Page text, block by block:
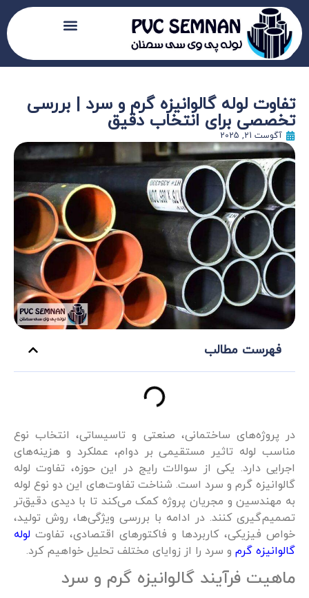
تفاوت لوله گالوانیزه گرم و سرد | بررسی
تخصصی برای انتخاب دقیق
آگوست 21, 2025
فهرست مطالب
در پروژه‌های ساختمانی، صنعتی و تاسیساتی، انتخاب نوع
مناسب لوله تاثیر مستقیمی بر دوام، عملکرد و هزینه‌های
اجرایی دارد. یکی از سوالات رایج در این حوزه، تفاوت لوله
گالوانیزه گرم و سرد است. شناخت تفاوت‌های این دو نوع لوله
به مهندسین و مجریان پروژه کمک می‌کند تا با دیدی دقیق‌تر
تصمیم‌گیری کنند. در ادامه با بررسی ویژگی‌ها، روش تولید،
خواص فیزیکی، کاربردها و فاکتورهای اقتصادی، تفاوت لوله
گالوانیزه گرم و سرد را از زوایای مختلف تحلیل خواهیم کرد.
ماهیت فرآیند گالوانیزه گرم و سرد